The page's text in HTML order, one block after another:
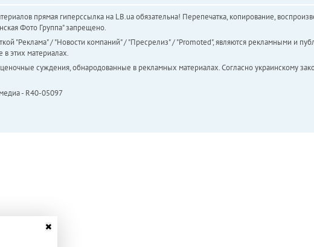
прямая гиперссылка на LB.ua обязательна! Перепечатка, копирование,
Фото Группа" запрещено.
"Реклама" / "Новости компаний" / "Пресрелиз" / "Promoted", являются рекламными и
в этих материалах.
суждения, обнародованные в рекламных материалах. Согласно украинскому
- R40-05097